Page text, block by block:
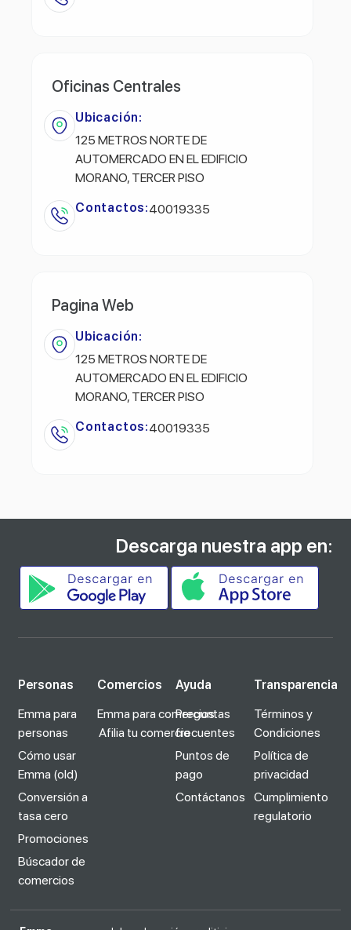
Oficinas Centrales
Ubicación:
125 METROS NORTE DE
AUTOMERCADO EN EL EDIFICIO
MORANO, TERCER PISO
Contactos:40019335
Pagina Web
Ubicación:
125 METROS NORTE DE
AUTOMERCADO EN EL EDIFICIO
MORANO, TERCER PISO
Contactos:40019335
Descarga nuestra app en:
Personas
Emma para
personas
Cómo usar
Emma (old)
Conversión a
tasa cero
Promociones
Búscador de
comercios
Comercios
Emma para comercios
Afilia tu comercio
Ayuda
Preguntas
frecuentes
Puntos de
pago
Contáctanos
Transparencia
Términos y
Condiciones
Política de
privacidad
Cumplimiento
regulatorio